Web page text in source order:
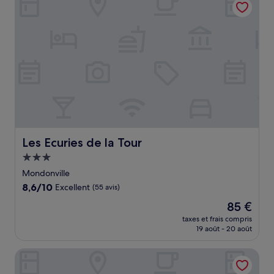
Les Ecuries de la Tour
Les Ecuries de la Tour
Hébergement
3.0 étoiles
Mondonville
8.6
8,6/10 Excellent (55 avis)
Le
nouveau
prix
de
85 €
85 €
taxes et frais compris
19 août - 20 août